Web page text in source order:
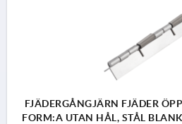
FJÄDERGÅNGJÄRN FJÄDER
FORM:A UTAN HÅL, STÅL BLANK